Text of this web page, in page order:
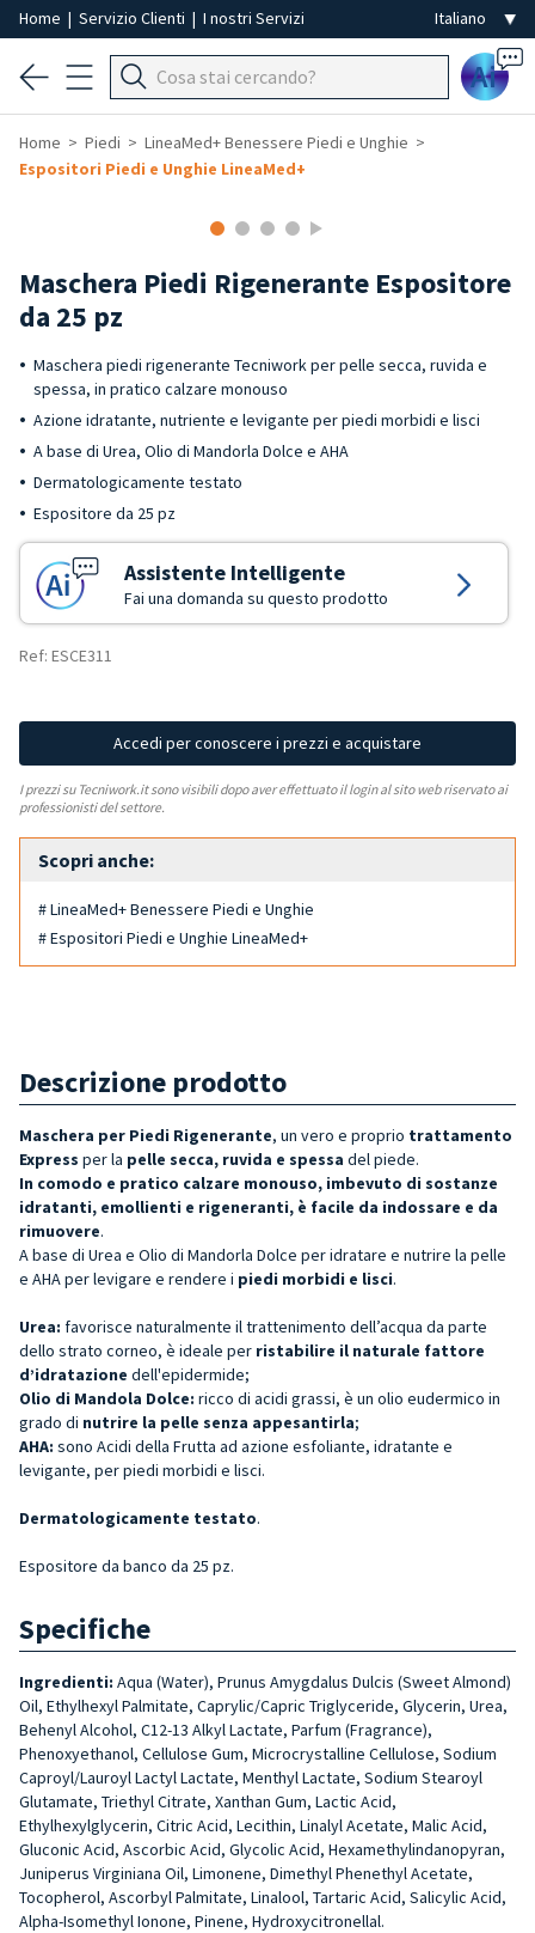
Home | Servizio Clienti | I nostri Servizi
Ai
Home Piedi
LineaMed+ Benessere Piedi e Unghie
Espositori Piedi e Unghie LineaMed+
Maschera Piedi Rigenerante Espositore
da 25 pz
Maschera piedi rigenerante Tecniwork per pelle secca, ruvida e
spessa, in pratico calzare monouso
Azione idratante, nutriente e levigante per piedi morbidi e lisci
A base di Urea, Olio di Mandorla Dolce e AHA
Dermatologicamente testato
Espositore da 25 pz
Assistente Intelligente
Fai una domanda su questo prodotto
Ref: ESCE311
Accedi per conoscere i prezzi e acquistare
I prezzi su Tecniwork.it sono visibili dopo aver effettuato il login al sito web riservato ai
professionisti del settore.
Scopri anche:
# LineaMed+ Benessere Piedi e Unghie
# Espositori Piedi e Unghie LineaMed+
Descrizione prodotto
Maschera per Piedi Rigenerante, un vero e proprio trattamento
Express per la pelle secca, ruvida e spessa del piede.
In comodo e pratico calzare monouso, imbevuto di sostanze
idratanti, emollienti e rigeneranti, è facile da indossare e da
rimuovere.
A base di Urea e Olio di Mandorla Dolce per idratare e nutrire la pelle
e AHA per levigare e rendere i piedi morbidi e lisci.
Urea: favorisce naturalmente il trattenimento dell’acqua da parte
dello strato corneo, è ideale per ristabilire il naturale fattore
d’idratazione dell'epidermide;
Olio di Mandola Dolce: ricco di acidi grassi, è un olio eudermico in
grado di nutrire la pelle senza appesantirla;
AHA: sono Acidi della Frutta ad azione esfoliante, idratante e
levigante, per piedi morbidi e lisci.
Dermatologicamente testato.
Espositore da banco da 25 pz.
Specifiche
Ingredienti: Aqua (Water), Prunus Amygdalus Dulcis (Sweet Almond)
Oil, Ethylhexyl Palmitate, Caprylic/Capric Triglyceride, Glycerin, Urea,
Behenyl Alcohol, C12-13 Alkyl Lactate, Parfum (Fragrance),
Phenoxyethanol, Cellulose Gum, Microcrystalline Cellulose, Sodium
Caproyl/Lauroyl Lactyl Lactate, Menthyl Lactate, Sodium Stearoyl
Glutamate, Triethyl Citrate, Xanthan Gum, Lactic Acid,
Ethylhexylglycerin, Citric Acid, Lecithin, Linalyl Acetate, Malic Acid,
Gluconic Acid, Ascorbic Acid, Glycolic Acid, Hexamethylindanopyran,
Juniperus Virginiana Oil, Limonene, Dimethyl Phenethyl Acetate,
Tocopherol, Ascorbyl Palmitate, Linalool, Tartaric Acid, Salicylic Acid,
Alpha-Isomethyl Ionone, Pinene, Hydroxycitronellal.